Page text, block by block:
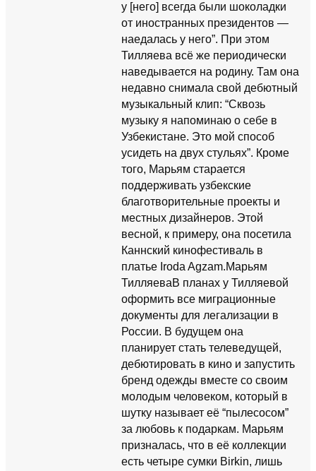
у [него] всегда были шоколадки
от иностранных президентов —
наедалась у него”. При этом
Тилляева всё же периодически
наведывается на родину. Там она
недавно снимала свой дебютный
музыкальный клип: “Сквозь
музыку я напоминаю о себе в
Узбекистане. Это мой способ
усидеть на двух стульях”. Кроме
того, Марьям старается
поддерживать узбекские
благотворительные проекты и
местных дизайнеров. Этой
весной, к примеру, она посетила
Каннский кинофестиваль в
платье Iroda Agzam.Марьям
ТилляеваВ планах у Тилляевой
оформить все миграционные
документы для легализации в
России. В будущем она
планирует стать телеведущей,
дебютировать в кино и запустить
бренд одежды вместе со своим
молодым человеком, который в
шутку называет её “пылесосом”
за любовь к подаркам. Марьям
призналась, что в её коллекции
есть четыре сумки Birkin, лишь